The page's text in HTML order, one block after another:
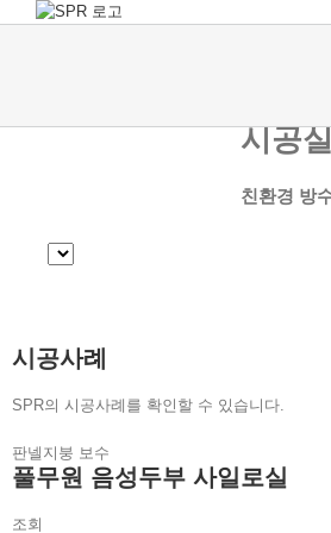
시공
친환경 방
시공사례
SPR의 시공사례를 확인할 수 있습니다.
판넬지붕 보수
풀무원 음성두부 사일로실
조회